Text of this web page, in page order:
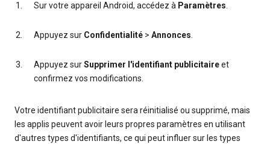
Sur votre appareil Android, accédez à Paramètres.
Appuyez sur Confidentialité > Annonces.
Appuyez surSupprimer l'identifiant publicitaireet
confirmez vos modifications.
Votre identifiant publicitaire sera réinitialisé ou supprimé, mais
les applis peuvent avoir leurs propres paramètres en utilisant
d'autres types d'identifiants, ce qui peut influer sur les types